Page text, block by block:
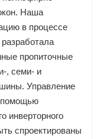
Наша
в процессе
пропиточные
, семи- и
Управление
помощью
инверторного
спроектированы